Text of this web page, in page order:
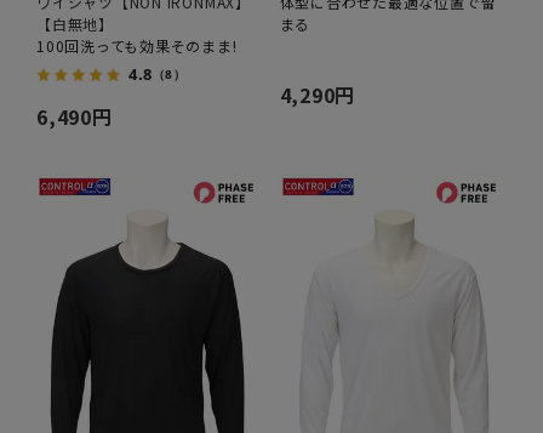
【白無地】
100回洗っても効果そのまま!
4.8 （8）
6,490円
まる
4,290円